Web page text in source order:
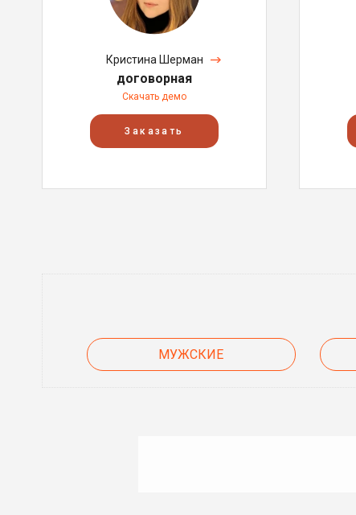
Кристина Шерман
договорная
Скачать демо
Заказать
МУЖСКИЕ